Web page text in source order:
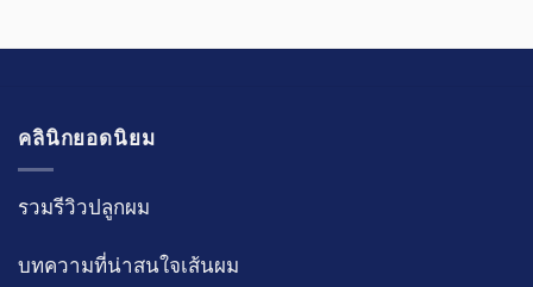
คลินิกยอดนิยม
รวมรีวิวปลูกผม
บทความที่น่าสนใจเส้นผม